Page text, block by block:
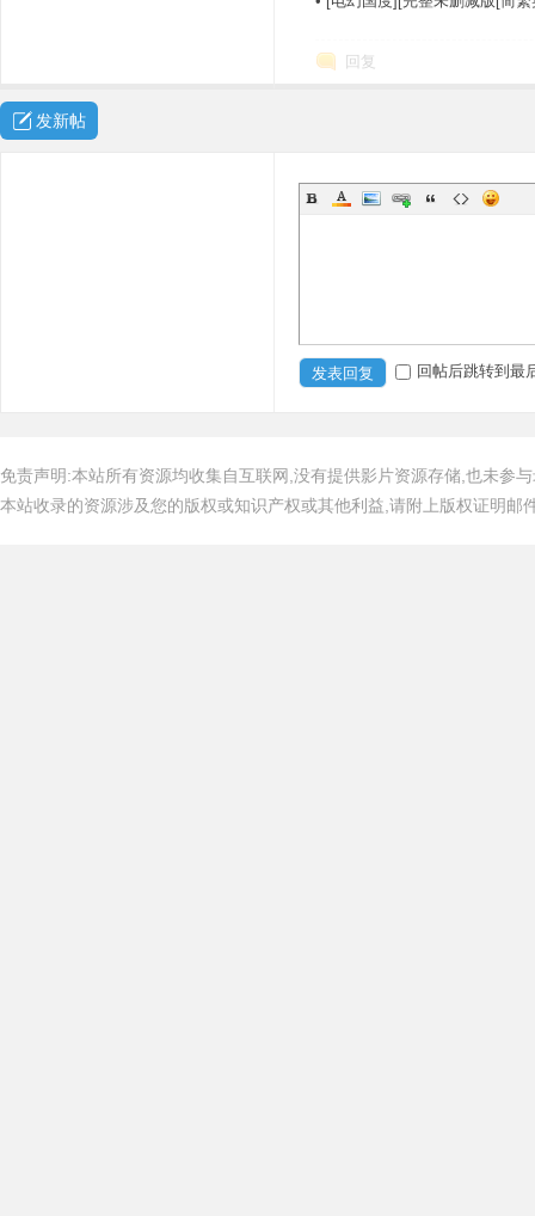
回复
发新帖
发表回复 回帖后跳转到最
免责声明:本站所有资源均收集自互联网,没有提供影片资源存储,也未参
本站收录的资源涉及您的版权或知识产权或其他利益,请附上版权证明